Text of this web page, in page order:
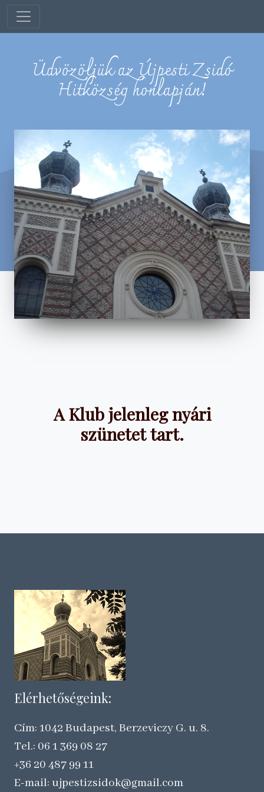
Üdvözöljük az Újpesti Zsidó
Hitközség honlapján!
A Klub jelenleg nyári
szünetet tart.
Elérhetőségeink:
Cím: 1042 Budapest, Berzeviczy G. u. 8.
Tel.: 06 1 369 08 27
+36 20 487 99 11
E-mail: ujpestizsidok@gmail.com